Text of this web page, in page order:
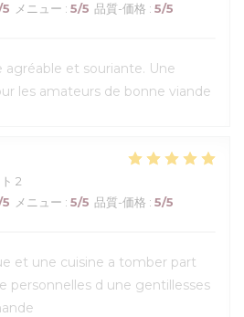
メニュー : 5/5 品質-価格 : 5/5
agréable et souriante. Une
les amateurs de bonne viande
2
メニュー : 5/5 品質-価格 : 5/5
et une cuisine a tomber part
personnelles d une gentillesses